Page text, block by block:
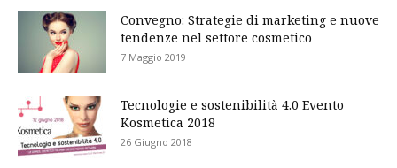
Convegno: Strategie di marketing e nuove
tendenze nel settore cosmetico
7 Maggio 2019
Tecnologie e sostenibilità 4.0 Evento
Kosmetica 2018
26 Giugno 2018